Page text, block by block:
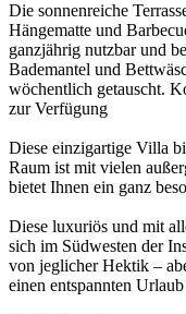
Die sonnenreiche
Hängematte und
ganzjährig nutzbar und
Bademantel und
wöchentlich getauscht.
zur Verfügung
Diese einzigartige Villa
Raum ist mit vielen
bietet Ihnen ein ganz
Diese luxuriös und mit
sich im Südwesten der
von jeglicher Hektik –
einen entspannten